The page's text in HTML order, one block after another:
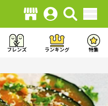
フレンズ ランキング 特集